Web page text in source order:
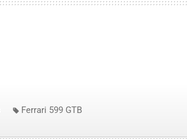
Ferrari 599 GTB